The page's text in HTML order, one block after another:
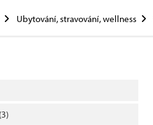
Ubytování, stravování, wellness
(3)